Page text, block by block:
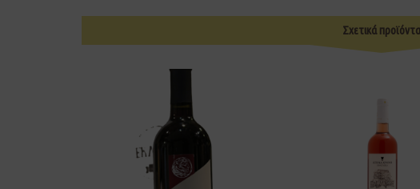
Σχετικά προϊόντα